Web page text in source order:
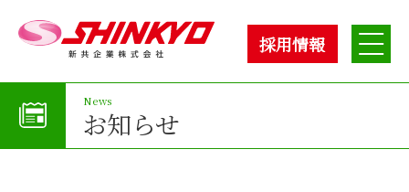
採用情報
お知らせ